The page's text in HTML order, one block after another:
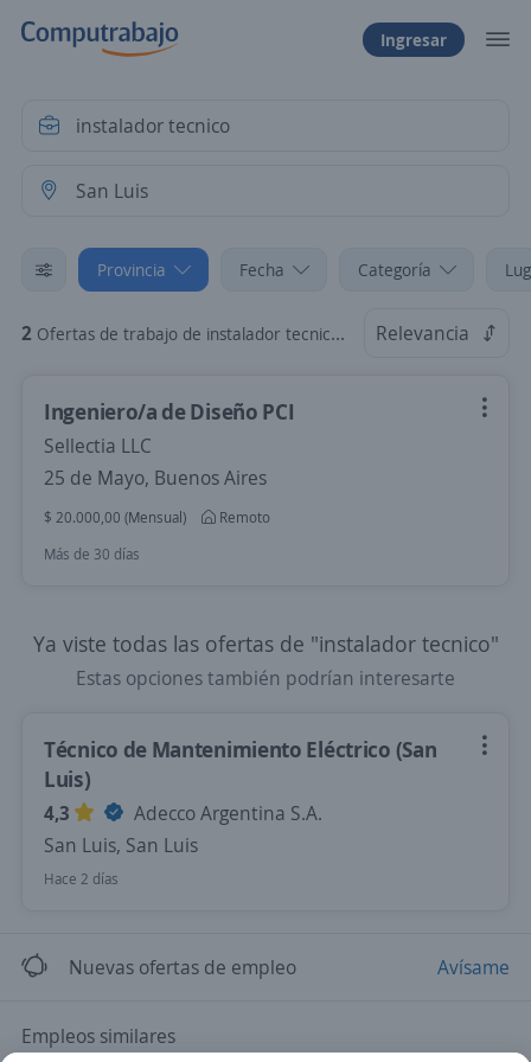
Ingresar
Provincia Fecha Categoría
2 Ofertas de trabajo de instalador tecnico en San Luis Relevancia
Ingeniero/a de Diseño PCI
Sellectia LLC
25 de Mayo, Buenos Aires
$ 20.000,00 (Mensual)
Remoto
Más de 30 días
Ya viste todas las ofertas de "instalador tecnico"
Estas opciones también podrían interesarte
Técnico de Mantenimiento Eléctrico (San
Luis)
4,3
Adecco Argentina S.A.
San Luis, San Luis
Hace 2 días
Nuevas ofertas de empleo Avísame
Empleos similares